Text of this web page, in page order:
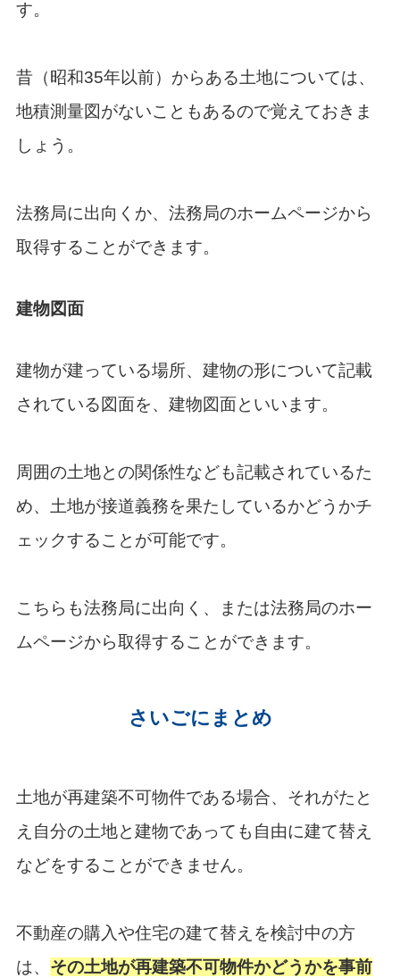
す。
昔（昭和35年以前）からある土地については、
地積測量図がないこともあるので覚えておきま
しょう。
法務局に出向くか、法務局のホームページから
取得することができます。
建物図面
建物が建っている場所、建物の形について記載
されている図面を、建物図面といいます。
周囲の土地との関係性なども記載されているた
め、土地が接道義務を果たしているかどうかチ
ェックすることが可能です。
こちらも法務局に出向く、または法務局のホー
ムページから取得することができます。
さいごにまとめ
土地が再建築不可物件である場合、それがたと
え自分の土地と建物であっても自由に建て替え
などをすることができません。
不動産の購入や住宅の建て替えを検討中の方
は、 その土地が再建築不可物件かどうかを事前